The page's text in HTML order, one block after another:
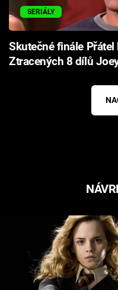
SERIÁLY
Skutečné finále
Ztracených 8 dílů